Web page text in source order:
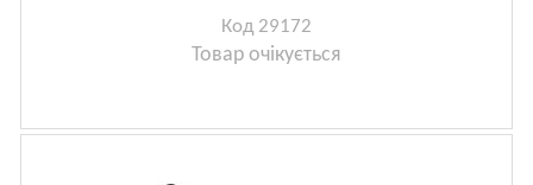
Код 29172
Товар очікується